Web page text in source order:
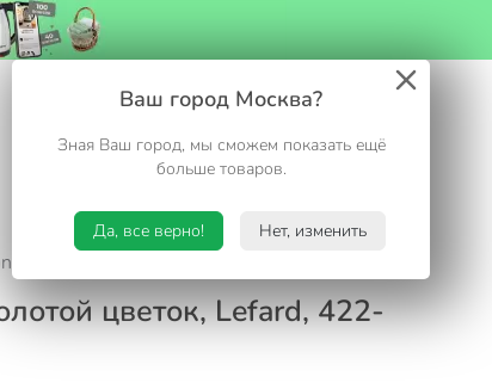
Ваш город Москва?
Зная Ваш город, мы сможем показать ещё
больше товаров.
Да, все верно! Нет, изменить
Корзина
САД И ОГОРОД ТУРИЗМ. ОТДЫХ НА ДАЧЕ
цветок, Lefard, 422-121, белый
цветок, Lefard, 422-